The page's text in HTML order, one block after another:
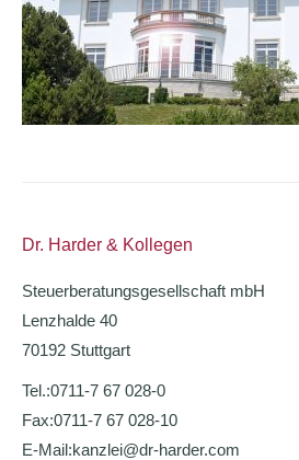
Dr. Harder & Kollegen
Steuerberatungsgesellschaft mbH
Lenzhalde 40
70192 Stuttgart
Tel.:0711-7 67 028-0
Fax:0711-7 67 028-10
E-Mail:kanzlei@dr-harder.com